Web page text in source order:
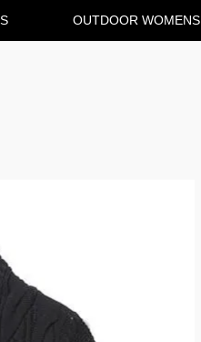
OUTDOOR WOMENS